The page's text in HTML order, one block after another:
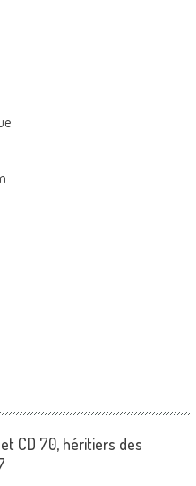
CD 70, héritiers des